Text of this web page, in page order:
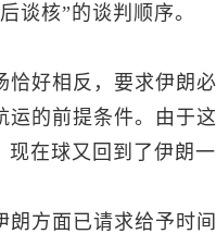
谈核”的谈判顺序。
恰好相反，要求伊朗
运的前提条件。由于
现在球又回到了伊朗
朗方面已请求给予时